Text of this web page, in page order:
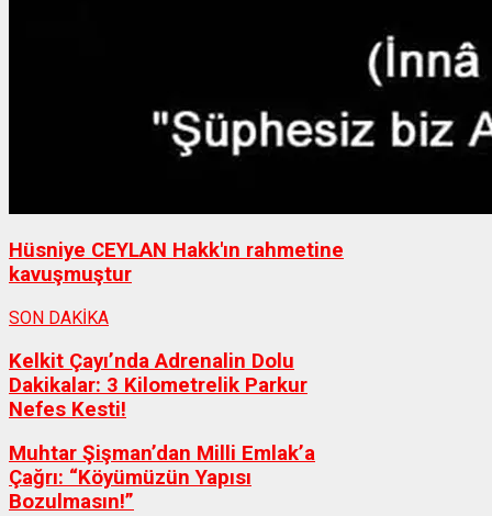
Hüsniye CEYLAN Hakk'ın rahmetine
kavuşmuştur
SON DAKİKA
Kelkit Çayı’nda Adrenalin Dolu
Dakikalar: 3 Kilometrelik Parkur
Nefes Kesti!
Muhtar Şişman’dan Milli Emlak’a
Çağrı: “Köyümüzün Yapısı
Bozulmasın!”